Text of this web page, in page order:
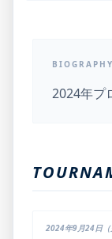
BIOGRAPHY
2024年プ
2024年9月24日（